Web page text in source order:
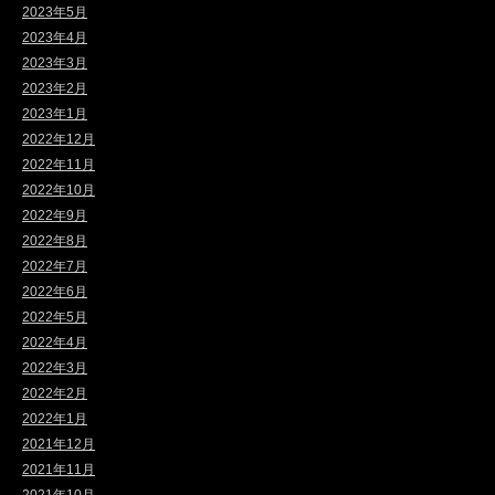
2023年5月
2023年4月
2023年3月
2023年2月
2023年1月
2022年12月
2022年11月
2022年10月
2022年9月
2022年8月
2022年7月
2022年6月
2022年5月
2022年4月
2022年3月
2022年2月
2022年1月
2021年12月
2021年11月